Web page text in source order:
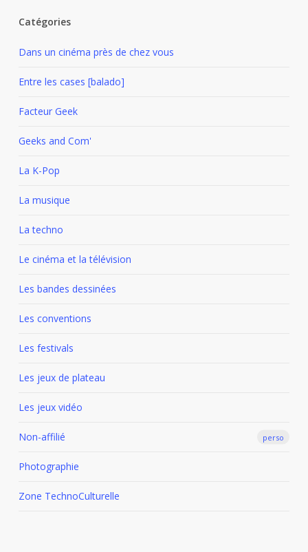
Catégories
Dans un cinéma près de chez vous
Entre les cases [balado]
Facteur Geek
Geeks and Com'
La K-Pop
La musique
La techno
Le cinéma et la télévision
Les bandes dessinées
Les conventions
Les festivals
Les jeux de plateau
Les jeux vidéo
Non-affilié perso
Photographie
Zone TechnoCulturelle